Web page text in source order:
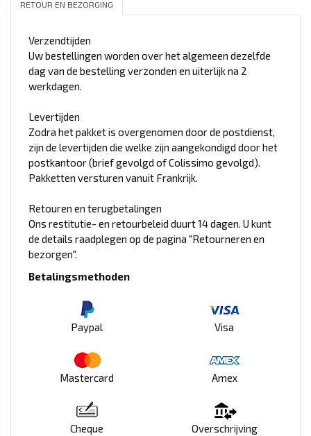
RETOUR EN BEZORGING
Verzendtijden
Uw bestellingen worden over het algemeen dezelfde
dag van de bestelling verzonden en uiterlijk na 2
werkdagen.
Levertijden
Zodra het pakket is overgenomen door de postdienst,
zijn de levertijden die welke zijn aangekondigd door het
postkantoor (brief gevolgd of Colissimo gevolgd).
Pakketten versturen vanuit Frankrijk.
Retouren en terugbetalingen
Ons restitutie- en retourbeleid duurt 14 dagen. U kunt
de details raadplegen op de pagina "Retourneren en
bezorgen".
Betalingsmethoden
Paypal Visa
Mastercard Amex
Cheque Overschrijving